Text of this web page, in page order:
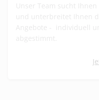
Unser Team sucht
und unterbreitet Ihnen
Angebote - individuell
abgestimmt.